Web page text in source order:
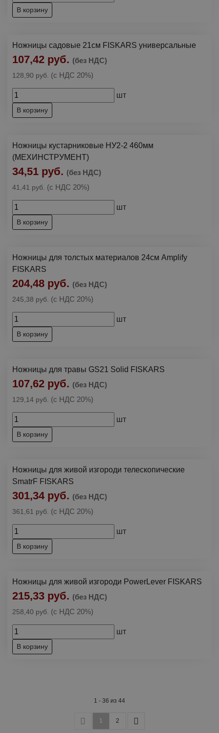
В корзину
Ножницы садовые 21см FISKARS универсальные
107,42 руб. (без НДС)
128,90 руб. (с НДС 20%)
шт
В корзину
Ножницы кустарниковые НУ2-2 460мм
(МЕХИНСТРУМЕНТ)
34,51 руб. (без НДС)
41,41 руб. (с НДС 20%)
шт
В корзину
Ножницы для толстых материалов 24см Amplify
FISKARS
204,48 руб. (без НДС)
245,38 руб. (с НДС 20%)
шт
В корзину
Ножницы для травы GS21 Solid FISKARS
107,62 руб. (без НДС)
129,14 руб. (с НДС 20%)
шт
В корзину
Ножницы для живой изгороди телескопические
SmatrF FISKARS
301,34 руб. (без НДС)
361,61 руб. (с НДС 20%)
шт
В корзину
Ножницы для живой изгороди PowerLever FISKARS
215,33 руб. (без НДС)
258,40 руб. (с НДС 20%)
шт
В корзину
1 - 36 из 44
1 2